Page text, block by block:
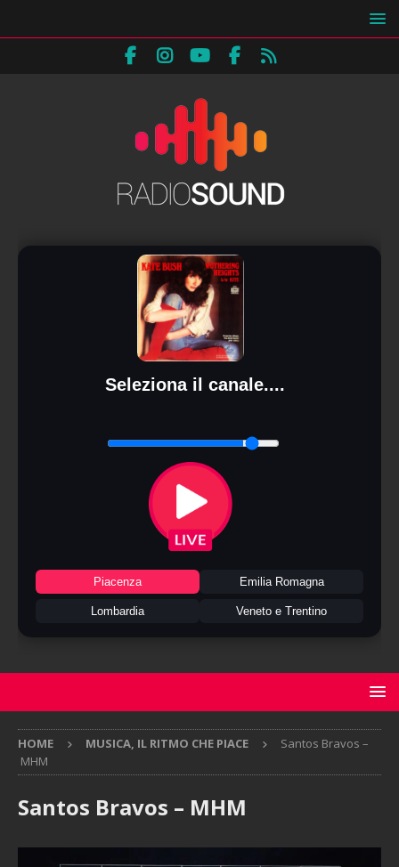
Seleziona il canale....
Piacenza Emilia Romagna
Lombardia Veneto e Trentino
HOME MUSICA, IL RITMO CHE PIACE
Santos Bravos –
MHM
Santos Bravos – MHM